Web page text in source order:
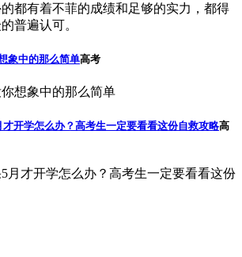
都有着不菲的成绩和足够的实力，都得
普遍认可。
象中的那么简单高考
想象中的那么简单
开学怎么办？高考生一定要看看这份自救攻略高
月才开学怎么办？高考生一定要看看这份